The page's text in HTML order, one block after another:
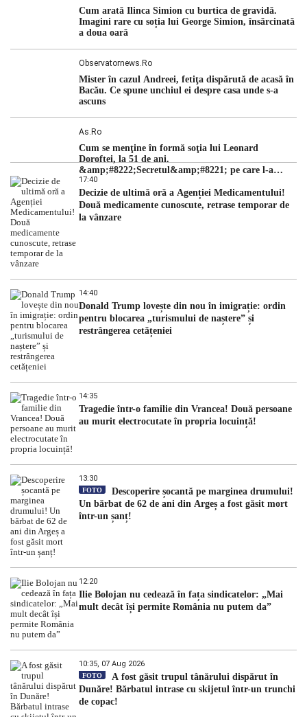
hidrologic din ultimii ani. Lipsa […]
Cum arată Ilinca Simion cu burtica de gravidă.
Imagini rare cu soția lui George Simion, însărcinată
a doua oară
Observatornews.ro
Mister în cazul Andreei, fetiţa dispărută de acasă în
Bacău. Ce spune unchiul ei despre casa unde s-a
ascuns
As.ro
Cum se menţine în formă soţia lui Leonard
Doroftei, la 51 de ani.
&amp;#8222;Secretul&amp;#8221; pe care l-a
dezvăluit
17:40
Decizie de ultimă oră a Agenției Medicamentului!
Două medicamente cunoscute, retrase temporar de
la vânzare
14:40
Donald Trump lovește din nou în imigrație: ordin
pentru blocarea „turismului de naștere” și
restrângerea cetățeniei
14:35
Tragedie într-o familie din Vrancea! Două persoane
au murit electrocutate în propria locuință!
13:30
FOTO
Descoperire șocantă pe marginea drumului!
Un bărbat de 62 de ani din Argeș a fost găsit mort
într-un șanț!
12:20
Ilie Bolojan nu cedează în fața sindicatelor: „Mai
mult decât își permite România nu putem da”
10:35, 07 Aug 2026
FOTO
A fost găsit trupul tânărului dispărut în
Dunăre! Bărbatul intrase cu skijetul într-un trunchi
de copac!